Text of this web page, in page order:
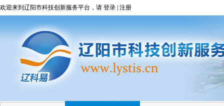
欢迎来到辽阳市科技创新服务平台，请 登录 注册